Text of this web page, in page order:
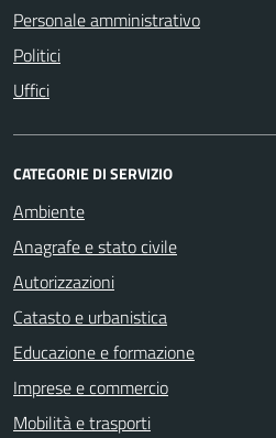
Personale amministrativo
Politici
Uffici
CATEGORIE DI SERVIZIO
Ambiente
Anagrafe e stato civile
Autorizzazioni
Catasto e urbanistica
Educazione e formazione
Imprese e commercio
Mobilità e trasporti